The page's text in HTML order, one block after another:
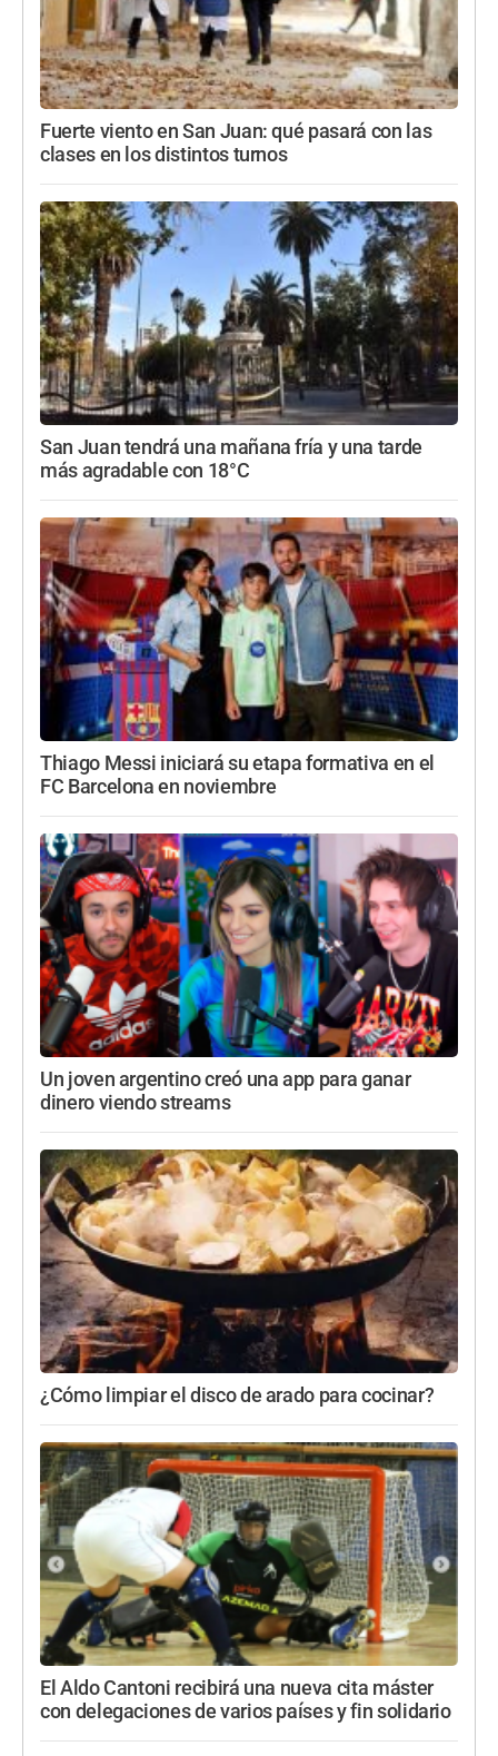
Fuerte viento en San Juan: qué pasará con las
clases en los distintos turnos
San Juan tendrá una mañana fría y una tarde
más agradable con 18°C
Thiago Messi iniciará su etapa formativa en el
FC Barcelona en noviembre
Un joven argentino creó una app para ganar
dinero viendo streams
¿Cómo limpiar el disco de arado para cocinar?
El Aldo Cantoni recibirá una nueva cita máster
con delegaciones de varios países y fin solidario